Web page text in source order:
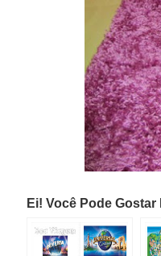
Ei! Você Pode